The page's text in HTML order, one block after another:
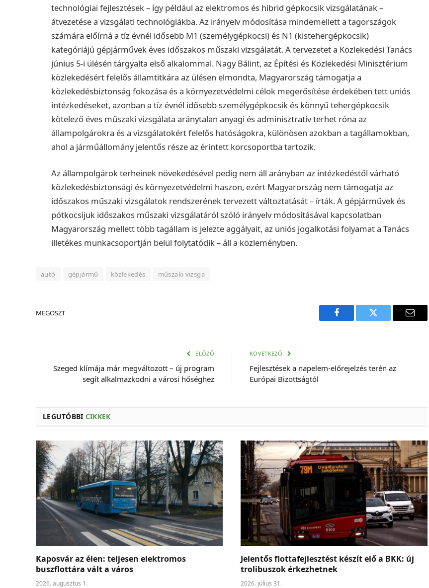
technológiai fejlesztések – így például az elektromos és hibrid gépkocsik vizsgálatának –
átvezetése a vizsgálati technológiákba. Az irányelv módosítása mindemellett a tagországok
számára előírná a tíz évnél idősebb M1 (személygépkocsi) és N1 (kistehergépkocsik)
kategóriájú gépjárművek éves időszakos műszaki vizsgálatát. A tervezetet a Közlekedési Tanács
június 5-i ülésén tárgyalta első alkalommal. Nagy Bálint, az Építési és Közlekedési Minisztérium
közlekedésért felelős államtitkára az ülésen elmondta, Magyarország támogatja a
közlekedésbiztonság fokozása és a környezetvédelmi célok megerősítése érdekében tett uniós
intézkedéseket, azonban a tíz évnél idősebb személygépkocsik és könnyű tehergépkocsik
kötelező éves műszaki vizsgálata aránytalan anyagi és adminisztratív terhet róna az
állampolgárokra és a vizsgálatokért felelős hatóságokra, különösen azokban a tagállamokban,
ahol a járműállomány jelentős része az érintett korcsoportba tartozik.
Az állampolgárok terheinek növekedésével pedig nem áll arányban az intézkedéstől várható
közlekedésbiztonsági és környezetvédelmi haszon, ezért Magyarország nem támogatja az
időszakos műszaki vizsgálatok rendszerének tervezett változtatását – írták. A gépjárművek és
pótkocsijuk időszakos műszaki vizsgálatáról szóló irányelv módosításával kapcsolatban
Magyarország mellett több tagállam is jelezte aggályait, az uniós jogalkotási folyamat a Tanács
illetékes munkacsoportján belül folytatódik – áll a közleményben.
autó gépjármű közlekedés műszaki vizsga
MEGOSZT
Facebook Twitter
E-
ELŐZŐ
Szeged klímája már megváltozott – új program
segít alkalmazkodni a városi hőséghez
KÖVETKEZŐ
Fejlesztések a napelem-előrejelzés terén az
Európai Bizottságtól
LEGUTÓBBI CIKKEK
Kaposvár az élen: teljesen elektromos
buszflottára vált a város
2026. augusztus 1.
Jelentős flottafejlesztést készít elő a BKK: új
trolibuszok érkezhetnek
2026. július 31.